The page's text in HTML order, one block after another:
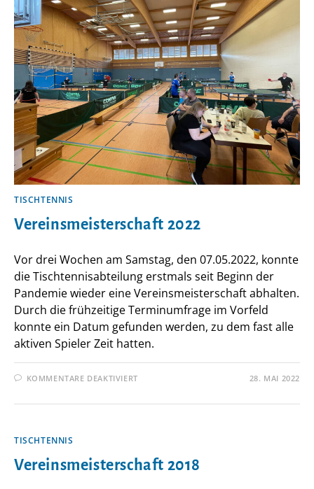
TISCHTENNIS
Vereinsmeisterschaft 2022
Vor drei Wochen am Samstag, den 07.05.2022, konnte
die Tischtennisabteilung erstmals seit Beginn der
Pandemie wieder eine Vereinsmeisterschaft abhalten.
Durch die frühzeitige Terminumfrage im Vorfeld
konnte ein Datum gefunden werden, zu dem fast alle
aktiven Spieler Zeit hatten.
KOMMENTARE DEAKTIVIERTFÜR 28. MAI 2022
TISCHTENNIS
Vereinsmeisterschaft 2018